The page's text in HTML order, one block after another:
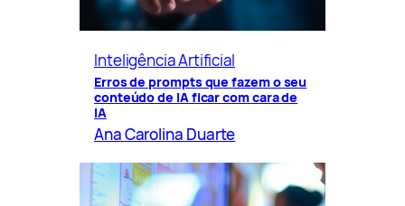
Inteligência Artificial
Erros de prompts que fazem o seu
conteúdo de IA ficar com cara de
IA
Ana Carolina Duarte